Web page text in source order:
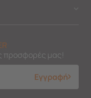
προσφορές μας!
Εγγραφή